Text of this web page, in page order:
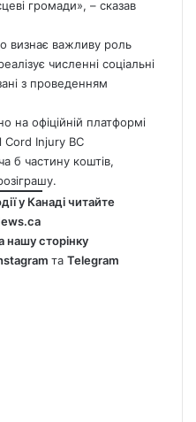
громади», – сказав
визнає важливу роль
численні соціальні
з проведенням
на офіційній платформі
Injury BC
б частину коштів,
у Канаді читайте
нашу сторінку
та Telegram